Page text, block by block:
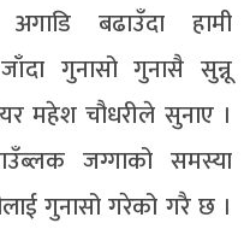
बढाउँदा हामी
गुनासो गुनासै सुन्नू
महेश चौधरीले सुनाए ।
जग्गाको समस्या
गुनासो गरेको गरै छ ।